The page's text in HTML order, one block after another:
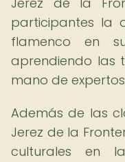
participantes la
flamenco en
aprendiendo las
mano de
Además de las
Jerez de la
culturales en